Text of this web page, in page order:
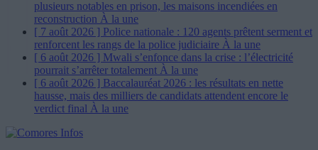
plusieurs notables en prison, les maisons incendiées en
reconstruction À la une
[ 7 août 2026 ] Police nationale : 120 agents prêtent serment et
renforcent les rangs de la police judiciaire À la une
[ 6 août 2026 ] Mwali s’enfonce dans la crise : l’électricité
pourrait s’arrêter totalement À la une
[ 6 août 2026 ] Baccalauréat 2026 : les résultats en nette
hausse, mais des milliers de candidats attendent encore le
verdict final À la une